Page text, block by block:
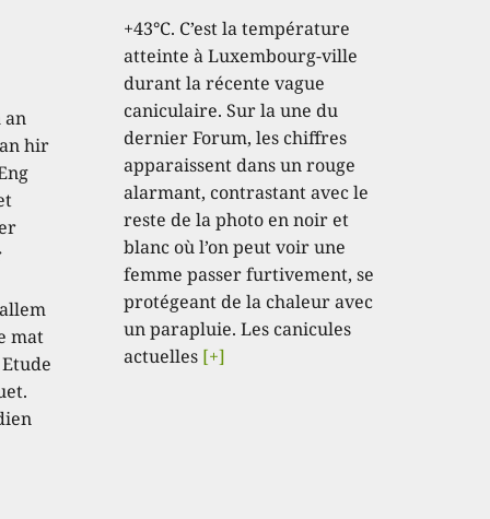
an
hir
mat
+43°C. C’est la température
atteinte à Luxembourg-ville
durant la récente vague
caniculaire. Sur la une du
dernier Forum, les chiffres
apparaissent dans un rouge
alarmant, contrastant avec le
reste de la photo en noir et
blanc où l’on peut voir une
femme passer furtivement, se
protégeant de la chaleur avec
un parapluie. Les canicules
actuelles [+]